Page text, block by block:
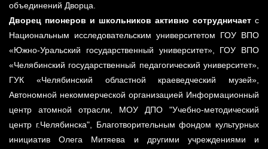
объединений Дворца.
Дворец пионеров и школьников активно сотрудничает с
Национальным исследовательским университетом ГОУ ВПО
«Южно-Уральский государственный университет», ГОУ ВПО
«Челябинский государственный педагогический университет»,
ГУК «Челябинский областной краеведческий музей»,
Автономной некоммерческой организацией Информационный
центр атомной отрасли, МОУ ДПО "Учебно-методический
центр г.Челябинска", Благотворительным фондом культурных
инициатив Олега Митяева и другими учреждениями и